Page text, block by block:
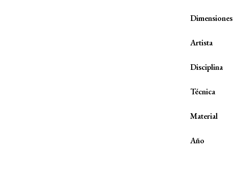
Dimensiones
Artista
Disciplina
Técnica
Material
Año